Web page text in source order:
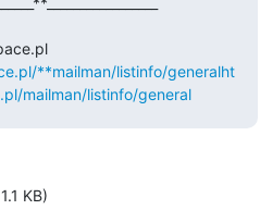
General@lists.hackerspace.pl
**mailman/listinfo/generalht
mailman/listinfo/general
KB)